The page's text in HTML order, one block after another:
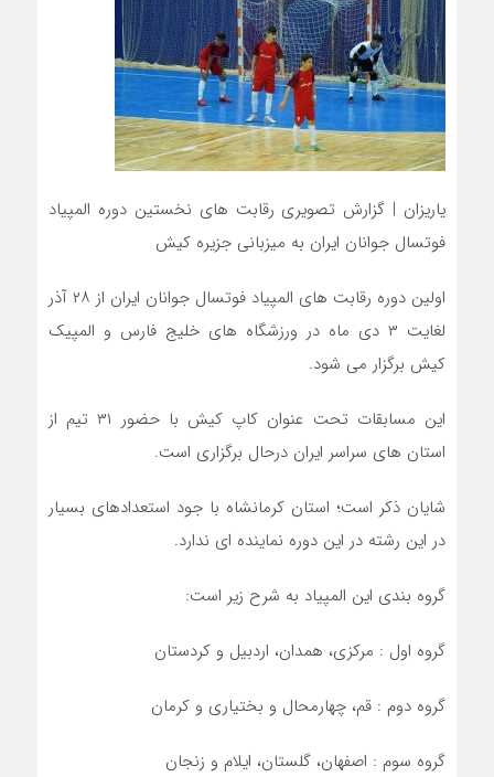
یاریزان | گزارش تصویری رقابت های نخستین دوره المپیاد
فوتسال جوانان ایران به میزبانی جزیره کیش
اولین دوره رقابت های المپیاد فوتسال جوانان ایران از ۲۸ آذر
لغایت ۳ دی ماه در ورزشگاه های خلیج فارس و المپیک
کیش برگزار می شود.
این مسابقات تحت عنوان کاپ کیش با حضور ۳۱ تیم از
استان های سراسر ایران درحال برگزاری است.
شایان ذکر است؛ استان کرمانشاه با جود استعدادهای بسیار
در این رشته در این دوره نماینده ای ندارد.
گروه بندی این المپیاد به شرح زیر است:
گروه اول : مرکزی، همدان، اردبیل و کردستان
گروه دوم : قم، چهارمحال و بختیاری و کرمان
گروه سوم : اصفهان، گلستان، ایلام و زنجان